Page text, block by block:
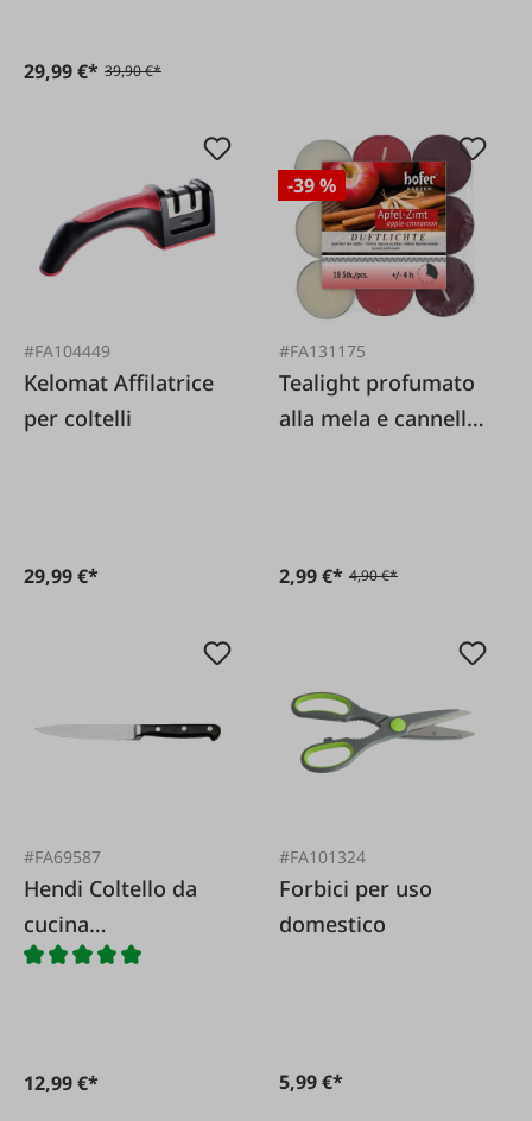
29,99 €* 39,90 €*
#FA104449
Kelomat Affilatrice
per coltelli
29,99 €*
-39 %
#FA131175
Tealight profumato
alla mela e cannella,
2,99 €* 4,90 €*
#FA69587
Hendi Coltello da
cucina
professionale
12,99 €*
#FA101324
Forbici per uso
domestico
5,99 €*